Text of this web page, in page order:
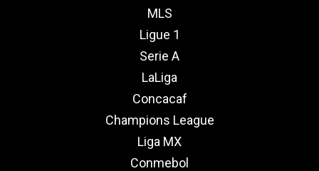
MLS
Ligue 1
Serie A
LaLiga
Concacaf
Champions League
Liga MX
Conmebol